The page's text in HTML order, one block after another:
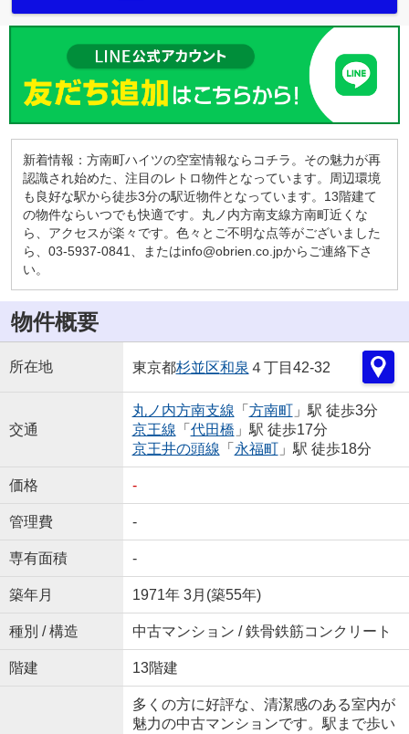
新着情報：方南町ハイツの空室情報ならコチラ。その魅力が再
認識され始めた、注目のレトロ物件となっています。周辺環境
も良好な駅から徒歩3分の駅近物件となっています。13階建て
の物件ならいつでも快適です。丸ノ内方南支線方南町近くな
ら、アクセスが楽々です。色々とご不明な点等がございました
ら、03-5937-0841、またはinfo@obrien.co.jpからご連絡下さ
い。
物件概要
所在地 東京都杉並区和泉 ４丁目42-32
交通
丸ノ内方南支線 「 方南町」駅 徒歩3分
京王線 「 代田橋 」駅 徒歩17分
京王井の頭線 「 永福町」駅 徒歩18分
価格 -
管理費 -
専有面積 -
築年月 1971年 3月(築55年)
種別 / 構造 中古マンション / 鉄骨鉄筋コンクリート
階建 13階建
多くの方に好評な、清潔感のある室内が
魅力の中古マンションです。駅まで歩い